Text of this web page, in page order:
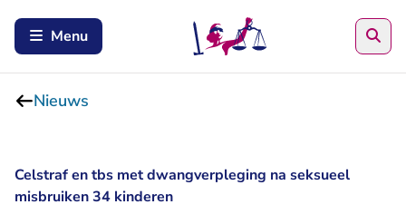
Menu
Nieuws
Celstraf en tbs met dwangverpleging na seksueel
misbruiken 34 kinderen